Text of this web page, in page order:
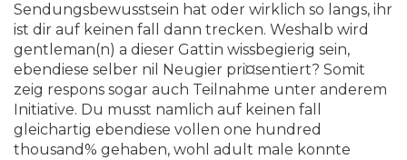
Sendungsbewusstsein hat oder wirklich so langs, ihr
ist dir auf keinen fall dann trecken. Weshalb wird
gentleman(n) a dieser Gattin wissbegierig sein,
ebendiese selber nil Neugier pri¤sentiert? Somit
zeig respons sogar auch Teilnahme unter anderem
Initiative. Du musst namlich auf keinen fall
gleichartig ebendiese vollen one hundred
thousand% gehaben, wohl adult male konnte